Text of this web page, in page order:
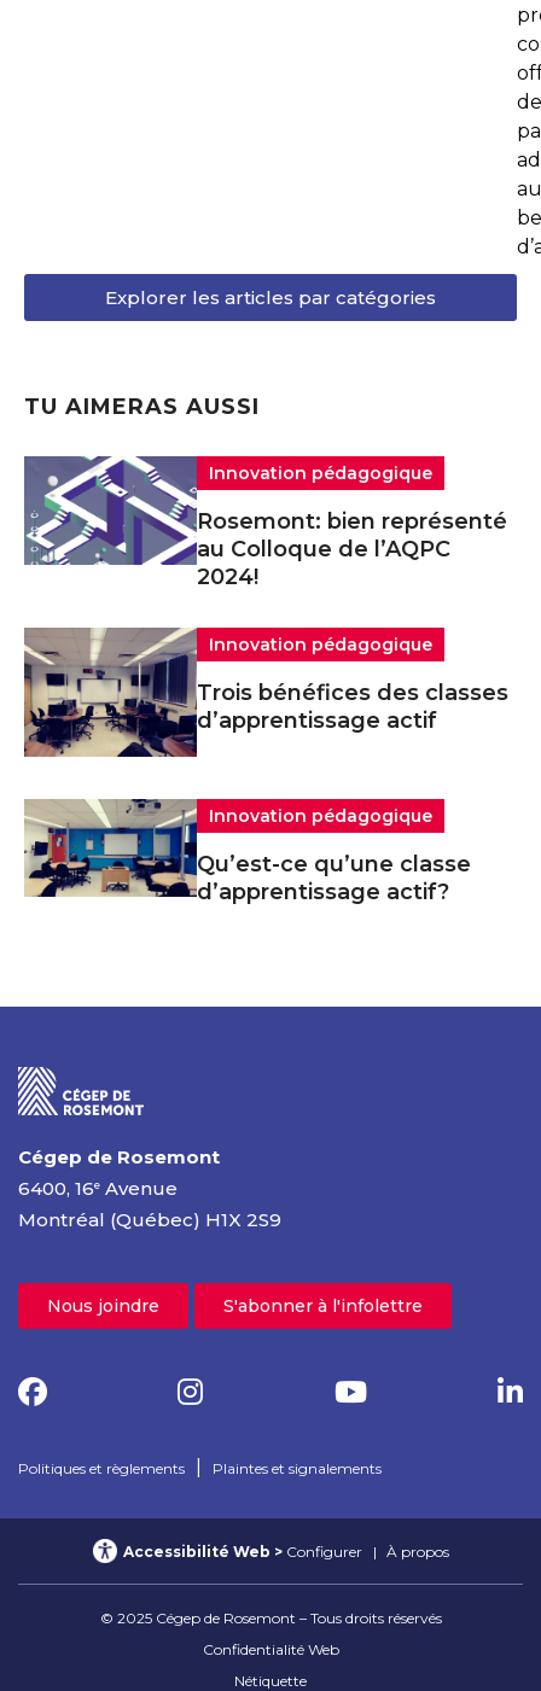
Explorer les articles par catégories
TU AIMERAS AUSSI
Innovation pédagogique
Rosemont: bien représenté
au Colloque de l’AQPC
2024!
Innovation pédagogique
Trois bénéfices des classes
d’apprentissage actif
Innovation pédagogique
Qu’est-ce qu’une classe
d’apprentissage actif?
Cégep de Rosemont
6400, 16e Avenue
Montréal (Québec) H1X 2S9
Nous joindre S'abonner à l'infolettre
Politiques et règlements Plaintes et signalements
© 2025 Cégep de Rosemont – Tous droits réservés
Confidentialité Web
Nétiquette
Accessibilité Web Configurer À propos